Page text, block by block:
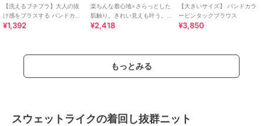
【洗えるプチプラ】大人の抜
け感をプラスする バンドカラ
ーシャツ
¥1,392
楽ちんな着心地×さらっとした
肌触り。きれい見えも叶う。
リネン混バンドカラースキッ
¥2,418
【大きいサイズ】 バンドカラ
ーピンタックブラウス
¥3,850
もっとみる
スウェットライクの着回し抜群ニット